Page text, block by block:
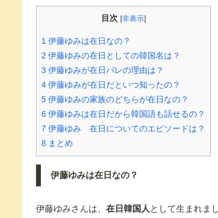
目次 [非表示]
1 伊藤ゆみは在日なの？
2 伊藤ゆみの在日としての韓国名は？
3 伊藤ゆみが在日バレの理由は？
4 伊藤ゆみが在日だといつ知ったの？
5 伊藤ゆみの家族のどちらが在日なの？
6 伊藤ゆみは在日だから韓国語も話せるの？
7 伊藤ゆみ 在日についてのエピソードは？
8 まとめ
伊藤ゆみは在日なの？
伊藤ゆみさんは、 在日韓国人 として生まれま